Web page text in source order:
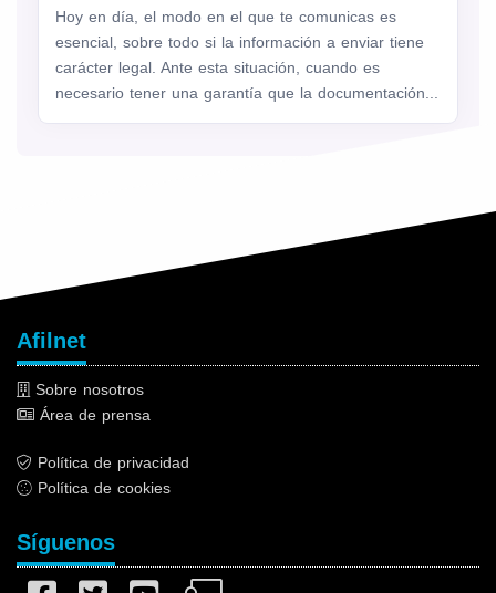
Hoy en día, el modo en el que te comunicas es
esencial, sobre todo si la información a enviar tiene
carácter legal. Ante esta situación, cuando es
necesario tener una garantía que la documentación...
Afilnet
Sobre nosotros
Área de prensa
Política de privacidad
Política de cookies
Síguenos